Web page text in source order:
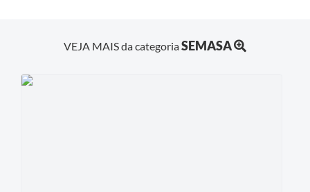
VEJA MAIS da categoriaSEMASA